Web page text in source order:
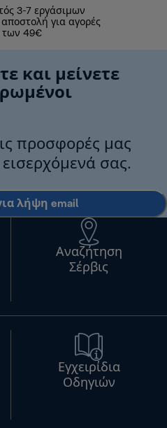
3-7 εργάσιμων
για αγορές
των 49€
και μείνετε
προσφορές μας
σας.
λήψη email
Αναζήτηση
Σέρβις
Εγχειρίδια
Οδηγιών